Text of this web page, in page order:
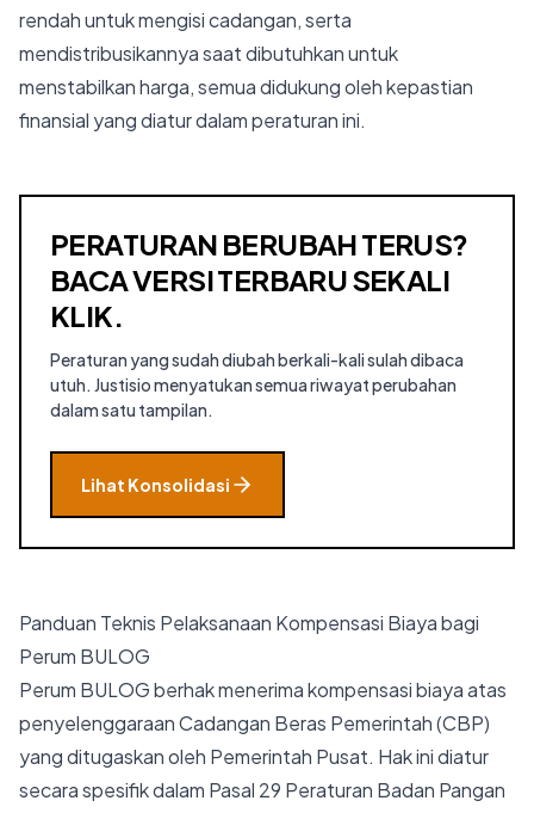
rendah untuk mengisi cadangan, serta
mendistribusikannya saat dibutuhkan untuk
menstabilkan harga, semua didukung oleh kepastian
finansial yang diatur dalam peraturan ini.
PERATURAN BERUBAH TERUS?
BACA VERSI TERBARU SEKALI
KLIK.
Peraturan yang sudah diubah berkali-kali sulah dibaca
utuh. Justisio menyatukan semua riwayat perubahan
dalam satu tampilan.
Lihat Konsolidasi
Panduan Teknis Pelaksanaan Kompensasi Biaya bagi
Perum BULOG
Perum BULOG berhak menerima kompensasi biaya atas
penyelenggaraan Cadangan Beras Pemerintah (CBP)
yang ditugaskan oleh Pemerintah Pusat. Hak ini diatur
secara spesifik dalam Pasal 29 Peraturan Badan Pangan